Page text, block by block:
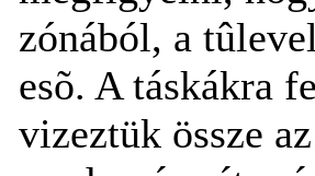
zónából, a
esõ. A táskákra
vizeztük össze